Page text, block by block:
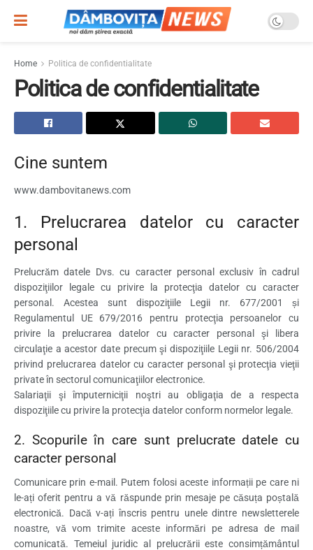
Home Politica de confidentialitate
Politica de confidentialitate
Cine suntem
www.dambovitanews.com
1. Prelucrarea datelor cu caracter
personal
Prelucrăm datele Dvs. cu caracter personal exclusiv în cadrul
dispoziţiilor legale cu privire la protecţia datelor cu caracter
personal. Acestea sunt dispoziţiile Legii nr. 677/2001 și
Regulamentul UE 679/2016 pentru protecţia persoanelor cu
privire la prelucrarea datelor cu caracter personal şi libera
circulaţie a acestor date precum şi dispoziţiile Legii nr. 506/2004
privind prelucrarea datelor cu caracter personal şi protecţia vieţii
private în sectorul comunicaţiilor electronice.
Salariaţii şi împuterniciţii noştri au obligaţia de a respecta
dispoziţiile cu privire la protecţia datelor conform normelor legale.
2. Scopurile în care sunt prelucrate datele cu
caracter personal
Comunicare prin e-mail. Putem folosi aceste informații pe care ni
le-ați oferit pentru a vă răspunde prin mesaje pe căsuța poștală
electronică. Dacă v-ați înscris pentru unele dintre newsletterele
noastre, vă vom trimite aceste informări pe adresa de mail
comunicată. Temeiul juridic al prelucrării este consimțământul